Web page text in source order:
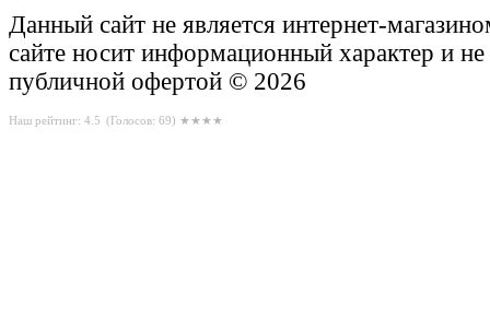
Данный сайт не является интернет-
сайте носит информационный характер и не
публичной офертой © 2026
Наш рейтинг: 4.5 (Голосов: 69) ★★★★